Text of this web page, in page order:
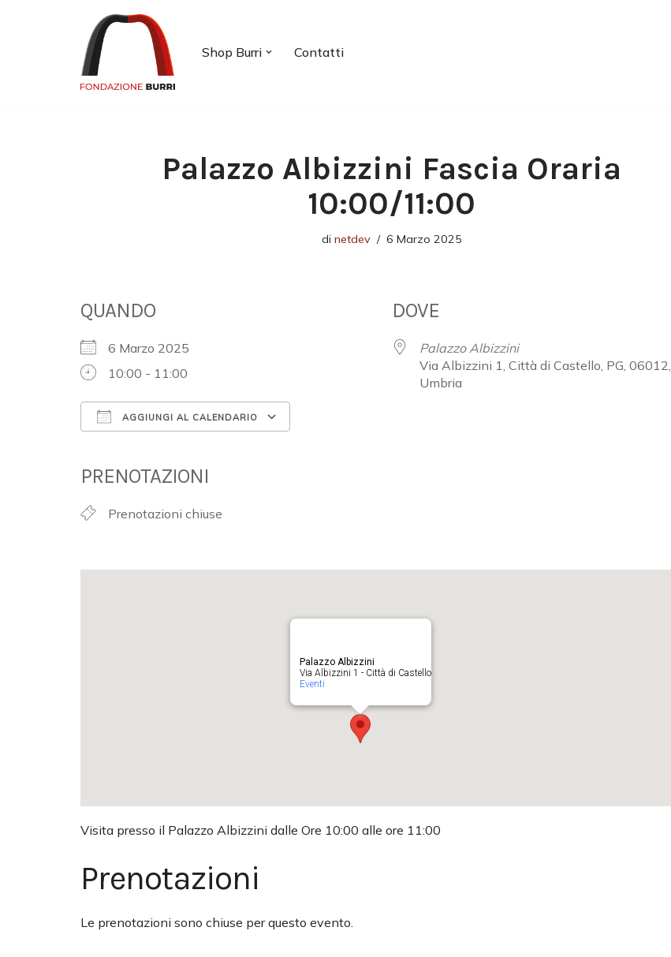
Shop Burri Contatti
Palazzo Albizzini Fascia Oraria
10:00/11:00
di netdev 6 Marzo 2025
QUANDO
6 Marzo 2025
10:00 - 11:00
AGGIUNGI AL CALENDARIO
PRENOTAZIONI
Prenotazioni chiuse
DOVE
Palazzo Albizzini
Via Albizzini 1, Città di Castello, PG, 06012,
Umbria
Palazzo Albizzini
Via Albizzini 1 - Città di Castello
Eventi
Visita presso il Palazzo Albizzini dalle Ore 10:00 alle ore 11:00
Prenotazioni
Le prenotazioni sono chiuse per questo evento.